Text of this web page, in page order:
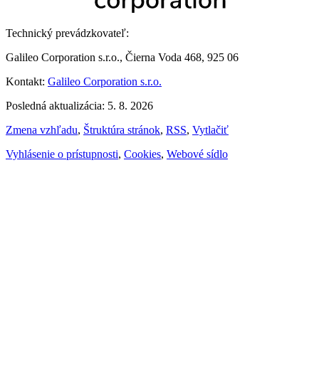
Technický prevádzkovateľ:
Galileo Corporation s.r.o., Čierna Voda 468, 925 06
Kontakt: Galileo Corporation s.r.o.
Posledná aktualizácia: 5. 8. 2026
Zmena vzhľadu, Štruktúra stránok, RSS, Vytlačiť
Vyhlásenie o prístupnosti, Cookies, Webové sídlo